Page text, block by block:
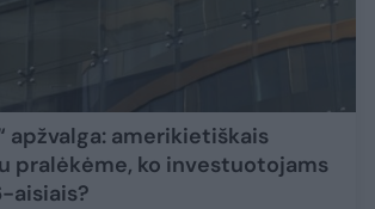
apžvalga: amerikietiškais
pralėkėme, ko investuotojams
aisiais?